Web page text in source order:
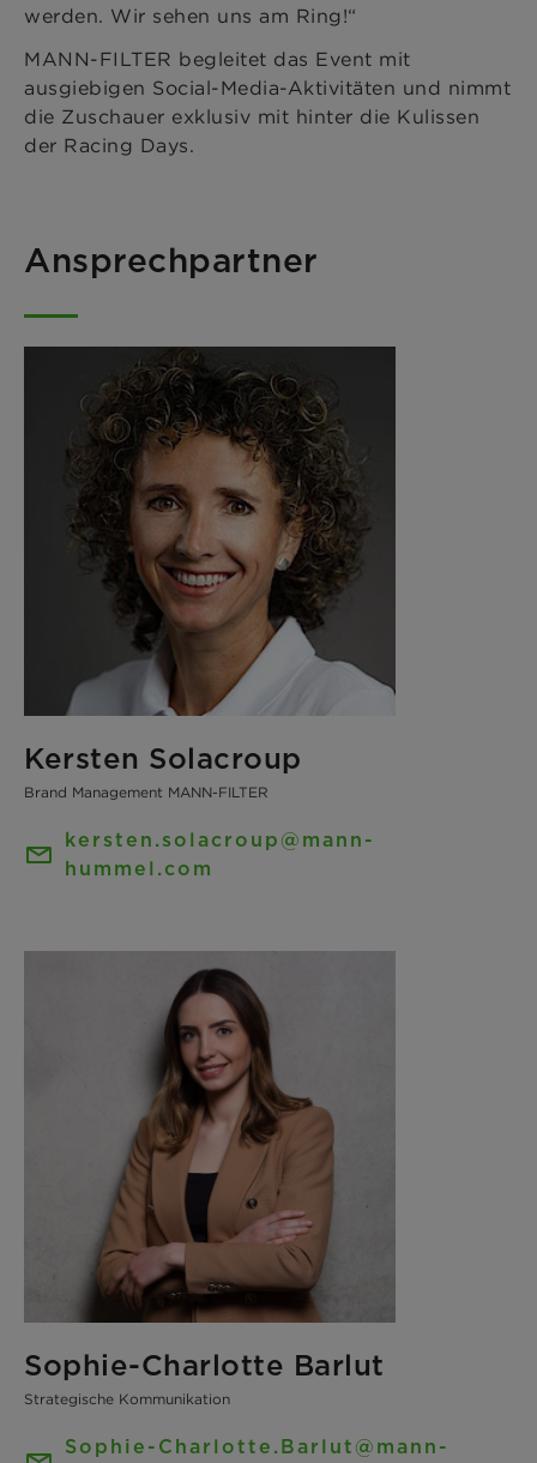
werden. Wir sehen uns am Ring!“
MANN-FILTER begleitet das Event mit
ausgiebigen Social-Media-Aktivitäten und nimmt
die Zuschauer exklusiv mit hinter die Kulissen
der Racing Days.
Ansprechpartner
Kersten Solacroup
Brand Management MANN-FILTER
kersten.solacroup@mann-
hummel.com
Sophie-Charlotte Barlut
Strategische Kommunikation
Sophie-Charlotte.Barlut@mann-